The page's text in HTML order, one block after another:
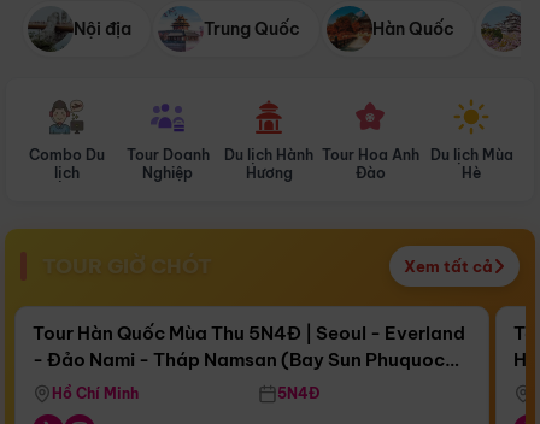
Nội địa Trung Quốc Hàn Quốc
Combo Du
lịch
Tour Doanh
Nghiệp
Du lịch Hành
Hương
Tour Hoa Anh
Đào
Du lịch Mùa
Hè
TOUR GIỜ CHÓT Xem tất cả
Còn17 ngày 16:43:39
Bay Sun Phuquoc Airways
Điểm nổi bật
Tour Hàn Quốc Mùa Thu 5N4Đ | Seoul - Everland
- Đảo Nami - Tháp Namsan (Bay Sun Phuquoc
Airways)
Hồ Chí Minh 5N4Đ